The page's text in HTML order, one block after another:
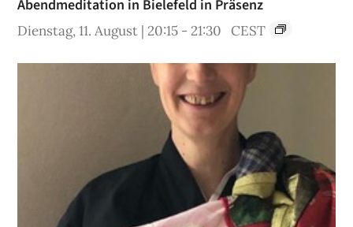
Abendmeditation in Bielefeld in Präsenz
Dienstag, 11. August | 20:15 -21:30 CEST